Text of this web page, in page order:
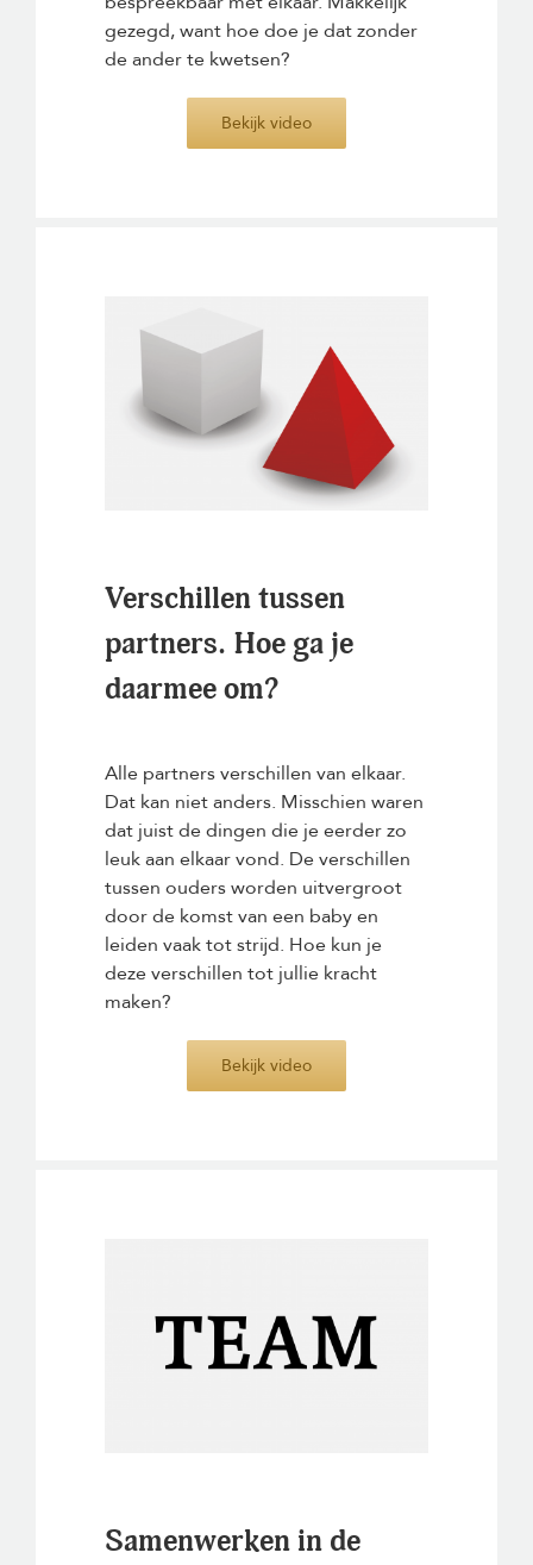
gezegd, want hoe doe je dat zonder
de ander te kwetsen?
Bekijk video
Verschillen tussen
partners. Hoe ga je
daarmee om?
Alle partners verschillen van elkaar.
Dat kan niet anders. Misschien waren
dat juist de dingen die je eerder zo
leuk aan elkaar vond. De verschillen
tussen ouders worden uitvergroot
door de komst van een baby en
leiden vaak tot strijd. Hoe kun je
deze verschillen tot jullie kracht
maken?
Bekijk video
Samenwerken in de